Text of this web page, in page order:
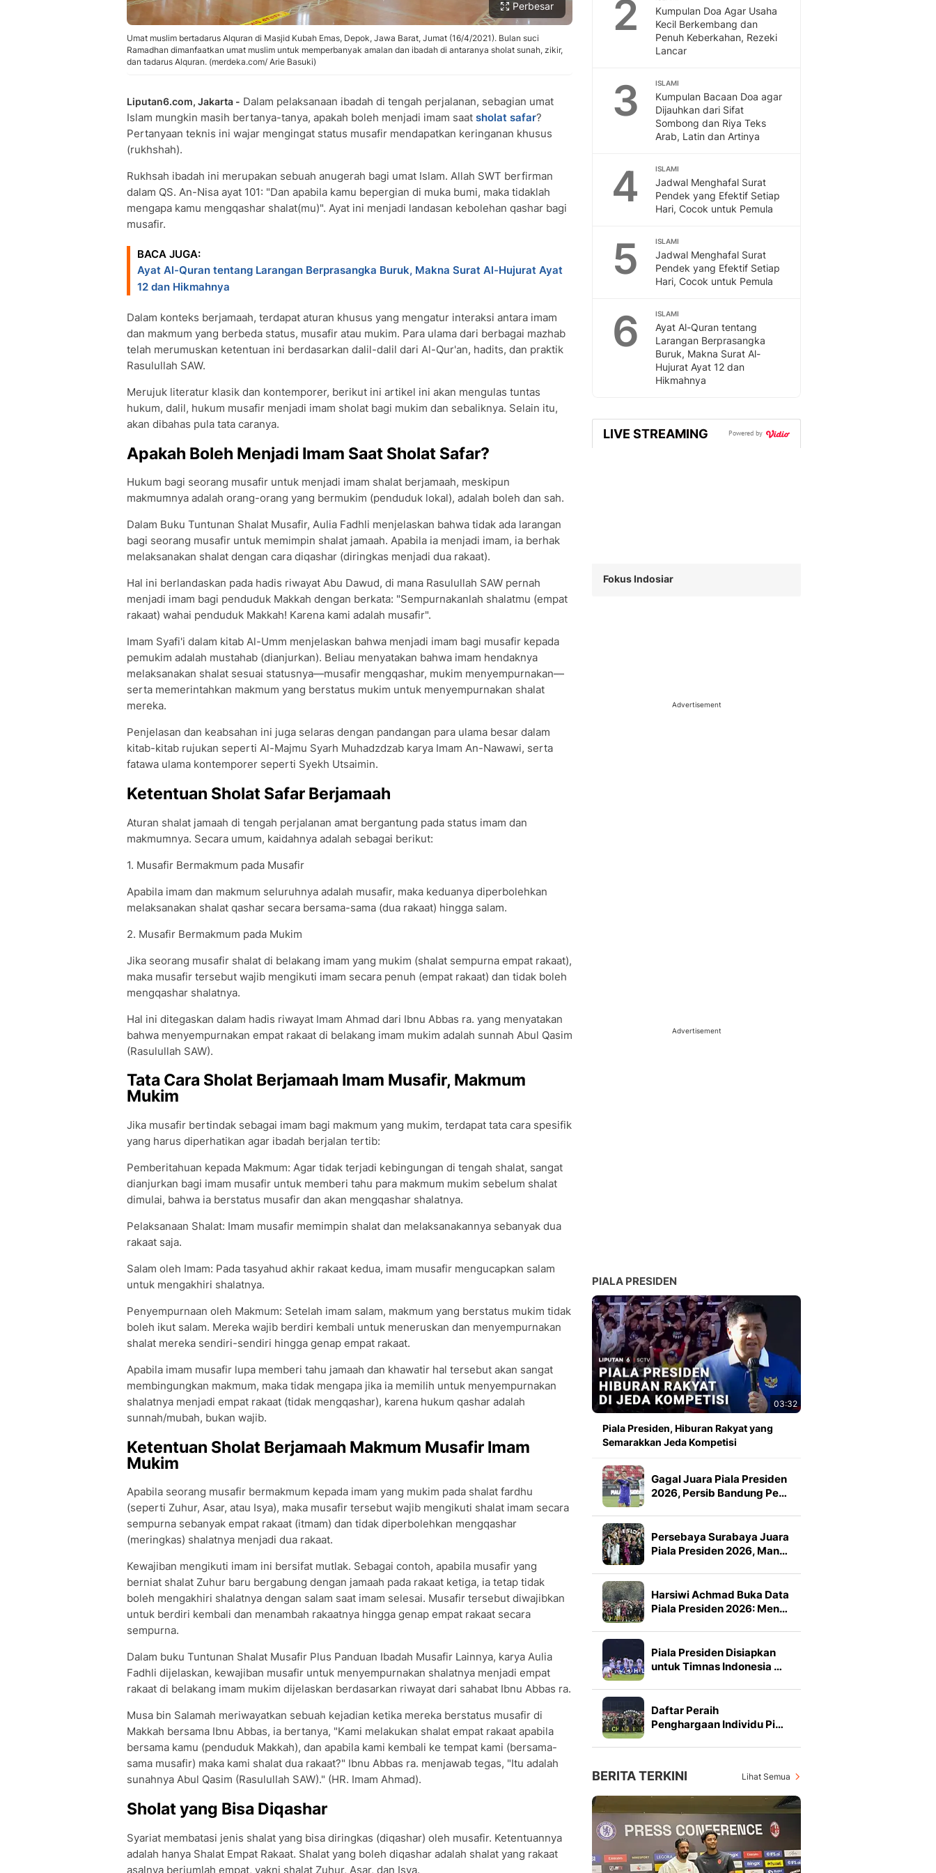
Perbesar
Umat muslim bertadarus Alquran di Masjid Kubah Emas, Depok, Jawa Barat, Jumat (16/4/2021). Bulan suci
Ramadhan dimanfaatkan umat muslim untuk memperbanyak amalan dan ibadah di antaranya sholat sunah, zikir,
dan tadarus Alquran. (merdeka.com/ Arie Basuki)
Liputan6.com, Jakarta - Dalam pelaksanaan ibadah di tengah perjalanan, sebagian umat
Islam mungkin masih bertanya-tanya, apakah boleh menjadi imam saat sholat safar?
Pertanyaan teknis ini wajar mengingat status musafir mendapatkan keringanan khusus
(rukhshah).
Rukhsah ibadah ini merupakan sebuah anugerah bagi umat Islam. Allah SWT berfirman
dalam QS. An-Nisa ayat 101: "Dan apabila kamu bepergian di muka bumi, maka tidaklah
mengapa kamu mengqashar shalat(mu)". Ayat ini menjadi landasan kebolehan qashar bagi
musafir.
BACA JUGA:
Ayat Al-Quran tentang Larangan Berprasangka Buruk, Makna Surat Al-Hujurat Ayat
12 dan Hikmahnya
Dalam konteks berjamaah, terdapat aturan khusus yang mengatur interaksi antara imam
dan makmum yang berbeda status, musafir atau mukim. Para ulama dari berbagai mazhab
telah merumuskan ketentuan ini berdasarkan dalil-dalil dari Al-Qur'an, hadits, dan praktik
Rasulullah SAW.
Merujuk literatur klasik dan kontemporer, berikut ini artikel ini akan mengulas tuntas
hukum, dalil, hukum musafir menjadi imam sholat bagi mukim dan sebaliknya. Selain itu,
akan dibahas pula tata caranya.
Apakah Boleh Menjadi Imam Saat Sholat Safar?
Hukum bagi seorang musafir untuk menjadi imam shalat berjamaah, meskipun
makmumnya adalah orang-orang yang bermukim (penduduk lokal), adalah boleh dan sah.
Dalam Buku Tuntunan Shalat Musafir, Aulia Fadhli menjelaskan bahwa tidak ada larangan
bagi seorang musafir untuk memimpin shalat jamaah. Apabila ia menjadi imam, ia berhak
melaksanakan shalat dengan cara diqashar (diringkas menjadi dua rakaat).
Hal ini berlandaskan pada hadis riwayat Abu Dawud, di mana Rasulullah SAW pernah
menjadi imam bagi penduduk Makkah dengan berkata: "Sempurnakanlah shalatmu (empat
rakaat) wahai penduduk Makkah! Karena kami adalah musafir".
Imam Syafi'i dalam kitab Al-Umm menjelaskan bahwa menjadi imam bagi musafir kepada
pemukim adalah mustahab (dianjurkan). Beliau menyatakan bahwa imam hendaknya
melaksanakan shalat sesuai statusnya—musafir mengqashar, mukim menyempurnakan—
serta memerintahkan makmum yang berstatus mukim untuk menyempurnakan shalat
mereka.
Penjelasan dan keabsahan ini juga selaras dengan pandangan para ulama besar dalam
kitab-kitab rujukan seperti Al-Majmu Syarh Muhadzdzab karya Imam An-Nawawi, serta
fatawa ulama kontemporer seperti Syekh Utsaimin.
Ketentuan Sholat Safar Berjamaah
Aturan shalat jamaah di tengah perjalanan amat bergantung pada status imam dan
makmumnya. Secara umum, kaidahnya adalah sebagai berikut:
1. Musafir Bermakmum pada Musafir
Apabila imam dan makmum seluruhnya adalah musafir, maka keduanya diperbolehkan
melaksanakan shalat qashar secara bersama-sama (dua rakaat) hingga salam.
2. Musafir Bermakmum pada Mukim
Jika seorang musafir shalat di belakang imam yang mukim (shalat sempurna empat rakaat),
maka musafir tersebut wajib mengikuti imam secara penuh (empat rakaat) dan tidak boleh
mengqashar shalatnya.
Hal ini ditegaskan dalam hadis riwayat Imam Ahmad dari Ibnu Abbas ra. yang menyatakan
bahwa menyempurnakan empat rakaat di belakang imam mukim adalah sunnah Abul Qasim
(Rasulullah SAW).
Tata Cara Sholat Berjamaah Imam Musafir, Makmum
Mukim
Jika musafir bertindak sebagai imam bagi makmum yang mukim, terdapat tata cara spesifik
yang harus diperhatikan agar ibadah berjalan tertib:
Pemberitahuan kepada Makmum: Agar tidak terjadi kebingungan di tengah shalat, sangat
dianjurkan bagi imam musafir untuk memberi tahu para makmum mukim sebelum shalat
dimulai, bahwa ia berstatus musafir dan akan mengqashar shalatnya.
Pelaksanaan Shalat: Imam musafir memimpin shalat dan melaksanakannya sebanyak dua
rakaat saja.
Salam oleh Imam: Pada tasyahud akhir rakaat kedua, imam musafir mengucapkan salam
untuk mengakhiri shalatnya.
Penyempurnaan oleh Makmum: Setelah imam salam, makmum yang berstatus mukim tidak
boleh ikut salam. Mereka wajib berdiri kembali untuk meneruskan dan menyempurnakan
shalat mereka sendiri-sendiri hingga genap empat rakaat.
Apabila imam musafir lupa memberi tahu jamaah dan khawatir hal tersebut akan sangat
membingungkan makmum, maka tidak mengapa jika ia memilih untuk menyempurnakan
shalatnya menjadi empat rakaat (tidak mengqashar), karena hukum qashar adalah
sunnah/mubah, bukan wajib.
Ketentuan Sholat Berjamaah Makmum Musafir Imam
Mukim
Apabila seorang musafir bermakmum kepada imam yang mukim pada shalat fardhu
(seperti Zuhur, Asar, atau Isya), maka musafir tersebut wajib mengikuti shalat imam secara
sempurna sebanyak empat rakaat (itmam) dan tidak diperbolehkan mengqashar
(meringkas) shalatnya menjadi dua rakaat.
Kewajiban mengikuti imam ini bersifat mutlak. Sebagai contoh, apabila musafir yang
berniat shalat Zuhur baru bergabung dengan jamaah pada rakaat ketiga, ia tetap tidak
boleh mengakhiri shalatnya dengan salam saat imam selesai. Musafir tersebut diwajibkan
untuk berdiri kembali dan menambah rakaatnya hingga genap empat rakaat secara
sempurna.
Dalam buku Tuntunan Shalat Musafir Plus Panduan Ibadah Musafir Lainnya, karya Aulia
Fadhli dijelaskan, kewajiban musafir untuk menyempurnakan shalatnya menjadi empat
rakaat di belakang imam mukim dijelaskan berdasarkan riwayat dari sahabat Ibnu Abbas ra.
Musa bin Salamah meriwayatkan sebuah kejadian ketika mereka berstatus musafir di
Makkah bersama Ibnu Abbas, ia bertanya, "Kami melakukan shalat empat rakaat apabila
bersama kamu (penduduk Makkah), dan apabila kami kembali ke tempat kami (bersama-
sama musafir) maka kami shalat dua rakaat?" Ibnu Abbas ra. menjawab tegas, "Itu adalah
sunahnya Abul Qasim (Rasulullah SAW)." (HR. Imam Ahmad).
Sholat yang Bisa Diqashar
Syariat membatasi jenis shalat yang bisa diringkas (diqashar) oleh musafir. Ketentuannya
adalah hanya Shalat Empat Rakaat. Shalat yang boleh diqashar adalah shalat yang rakaat
asalnya berjumlah empat, yakni shalat Zuhur, Asar, dan Isya.
2
Kumpulan Doa Agar Usaha
Kecil Berkembang dan
Penuh Keberkahan, Rezeki
Lancar
3 ISLAMI
Kumpulan Bacaan Doa agar
Dijauhkan dari Sifat
Sombong dan Riya Teks
Arab, Latin dan Artinya
4 ISLAMI
Jadwal Menghafal Surat
Pendek yang Efektif Setiap
Hari, Cocok untuk Pemula
5 ISLAMI
Jadwal Menghafal Surat
Pendek yang Efektif Setiap
Hari, Cocok untuk Pemula
6 ISLAMI
Ayat Al-Quran tentang
Larangan Berprasangka
Buruk, Makna Surat Al-
Hujurat Ayat 12 dan
Hikmahnya
LIVE STREAMING Powered by
Fokus Indosiar
Advertisement
Advertisement
PIALA PRESIDEN
03:32
Piala Presiden, Hiburan Rakyat yang
Semarakkan Jeda Kompetisi
Gagal Juara Piala Presiden
2026, Persib Bandung Pe…
Persebaya Surabaya Juara
Piala Presiden 2026, Man…
Harsiwi Achmad Buka Data
Piala Presiden 2026: Men…
Piala Presiden Disiapkan
untuk Timnas Indonesia …
Daftar Peraih
Penghargaan Individu Pi…
BERITA TERKINI Lihat Semua